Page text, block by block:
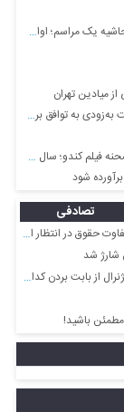
اواخر دهه ۹۰
میادین تهران
به توافق برسیم
کندو؛ سال ۵۴
تصادفی
در انتظار اعلام رسمی
کدام بازیکن پشیمان است؟